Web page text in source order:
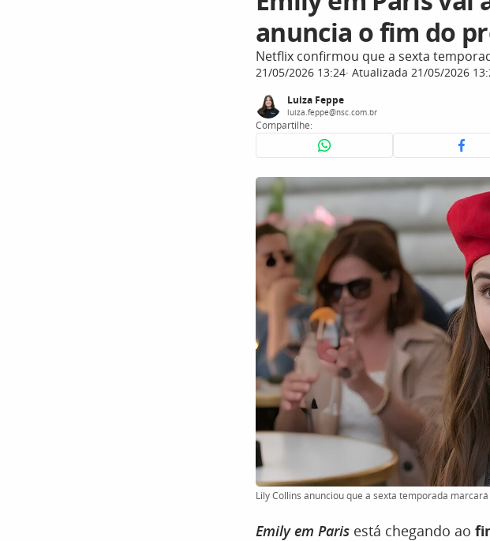
anuncia o fim do
Netflix confirmou que a sexta
21/05/2026 13:24 Atualizada 21/05/2026
Luiza Feppe
luiza.feppe@nsc.com.br
Compartilhe:
Lily Collins anunciou que a sexta temporada
Emily em Paris está chegando ao